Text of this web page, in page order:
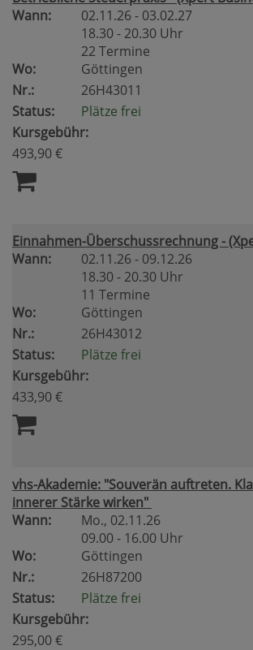
Wann:
02.11.26 - 03.02.27
18.30 - 20.30 Uhr
22 Termine
Wo:
Göttingen
Nr.:
26H43011
Status:
Plätze frei
Kursgebühr:
493,90 €
Einnahmen-Überschussrechnung -
Wann:
02.11.26 - 09.12.26
18.30 - 20.30 Uhr
11 Termine
Wo:
Göttingen
Nr.:
26H43012
Status:
Plätze frei
Kursgebühr:
433,90 €
vhs-Akademie: "Souverän auftreten.
innerer Stärke wirken"
Wann:
Mo., 02.11.26
09.00 - 16.00 Uhr
Wo:
Göttingen
Nr.:
26H87200
Status:
Plätze frei
Kursgebühr:
295,00 €